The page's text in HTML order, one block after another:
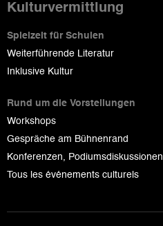
Kulturvermittlung
Spielzeit für Schulen
Weiterführende Literatur
Inklusive Kultur
Rund um die Vorstellungen
Workshops
Gespräche am Bühnenrand
Konferenzen, Podiumsdiskussionen
Tous les événements culturels